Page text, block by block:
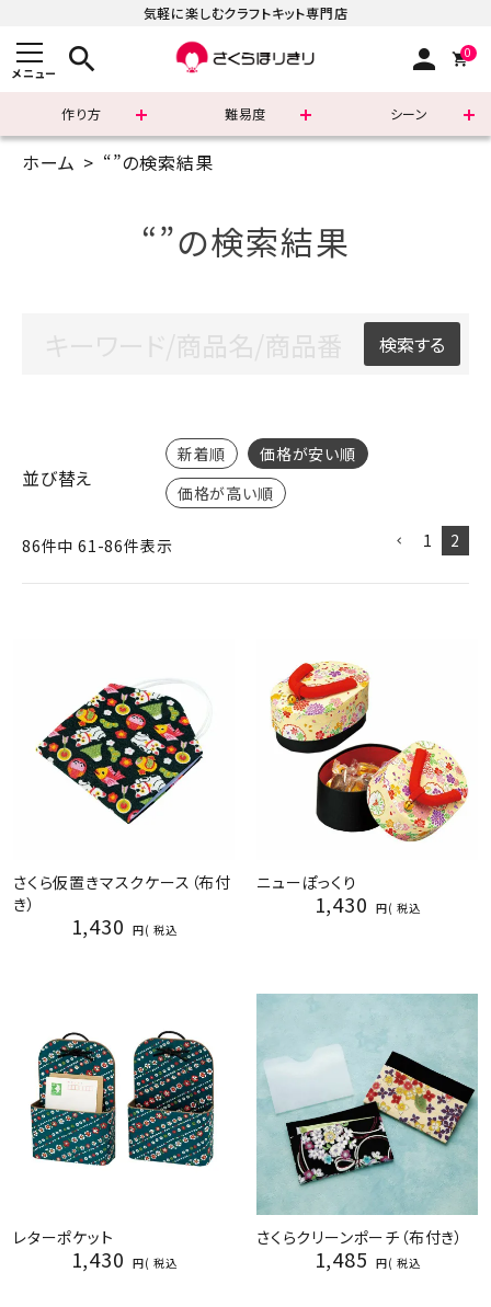
気軽に楽しむクラフトキット専門店
メニュー search person 0
作り方 難易度 シーン
まずはこちら
ショッピングガイド
レビューを見る
デイサービス／
介護施設関係の方へ
最新のチラシはこちら
お問い合わせ
ようこそ ゲスト 様
ログイン
ホーム “”の検索結果
“”の検索結果
検索する
並び替え
新着順
価格が安い順
価格が高い順
86件中 61 -86件表示 1 2
さくら仮置きマスクケース（布付
き）
1,430 税込
ニューぽっくり
1,430 税込
レターポケット
1,430 税込
さくらクリーンポーチ（布付き）
1,485 税込